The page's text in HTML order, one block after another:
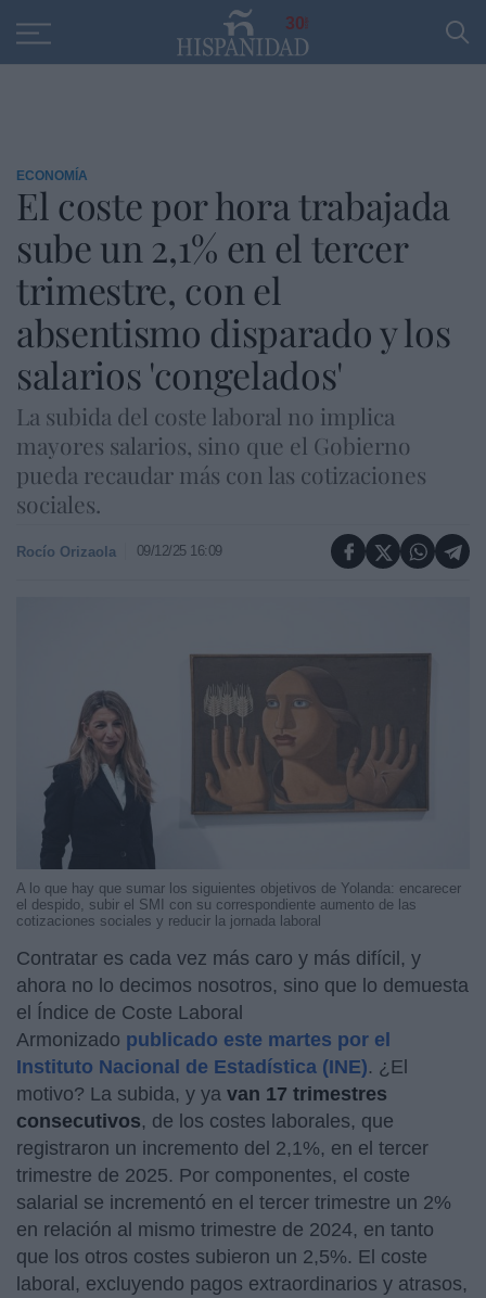
30
ECONOMÍA
El coste por hora trabajada
sube un 2,1% en el tercer
trimestre, con el
absentismo disparado y los
salarios 'congelados'
La subida del coste laboral no implica
mayores salarios, sino que el Gobierno
pueda recaudar más con las cotizaciones
sociales.
Rocío Orizaola 09/12/25 16:09
A lo que hay que sumar los siguientes objetivos de Yolanda: encarecer
el despido, subir el SMI con su correspondiente aumento de las
cotizaciones sociales y reducir la jornada laboral
Contratar es cada vez más caro y más difícil, y
ahora no lo decimos nosotros, sino que lo demuesta
el Índice de Coste Laboral
Armonizado publicado este martes por el
Instituto Nacional de Estadística (INE). ¿El
motivo? La subida, y ya van 17 trimestres
consecutivos, de los costes laborales, que
registraron un incremento del 2,1%, en el tercer
trimestre de 2025. Por componentes, el coste
salarial se incrementó en el tercer trimestre un 2%
en relación al mismo trimestre de 2024, en tanto
que los otros costes subieron un 2,5%. El coste
laboral, excluyendo pagos extraordinarios y atrasos,